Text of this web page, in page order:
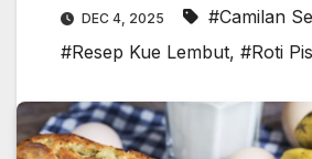
DEC 4, 2025 #Camilan
#Resep Kue Lembut, #Roti